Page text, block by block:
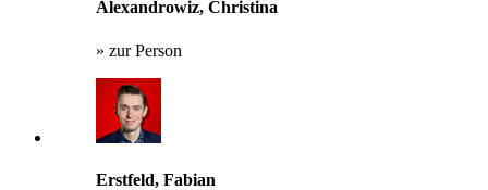
Alexandrowiz, Christina
» zur Person
Erstfeld, Fabian